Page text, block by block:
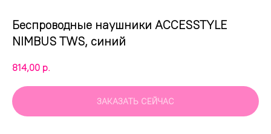
Беспроводные наушники ACCESSTYLE
NIMBUS TWS, синий
814,00 р.
ЗАКАЗАТЬ СЕЙЧАС